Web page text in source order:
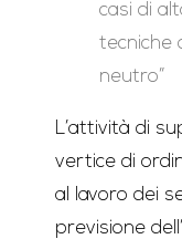
casi di
tecniche
neutro”
L’attività di
vertice di
al lavoro dei
previsione